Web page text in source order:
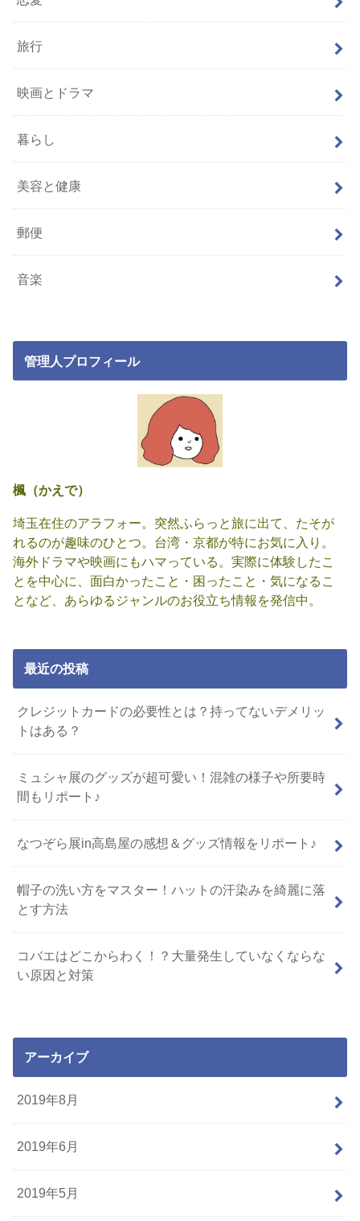
旅行
映画とドラマ
暮らし
美容と健康
郵便
音楽
管理人プロフィール
楓（かえで）
埼玉在住のアラフォー。突然ふらっと旅に出て、たそが
れるのが趣味のひとつ。台湾・京都が特にお気に入り。
海外ドラマや映画にもハマっている。実際に体験したこ
とを中心に、面白かったこと・困ったこと・気になるこ
となど、あらゆるジャンルのお役立ち情報を発信中。
最近の投稿
クレジットカードの必要性とは？持ってないデメリッ
トはある？
ミュシャ展のグッズが超可愛い！混雑の様子や所要時
間もリポート♪
なつぞら展in高島屋の感想＆グッズ情報をリポート♪
帽子の洗い方をマスター！ハットの汗染みを綺麗に落
とす方法
コバエはどこからわく！？大量発生していなくならな
い原因と対策
アーカイブ
2019年8月
2019年6月
2019年5月